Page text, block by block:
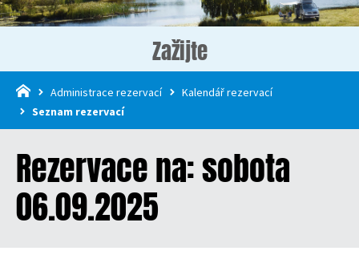
Zažijte
Administrace rezervací
Kalendář rezervací
Seznam rezervací
Rezervace na: sobota
06.09.2025